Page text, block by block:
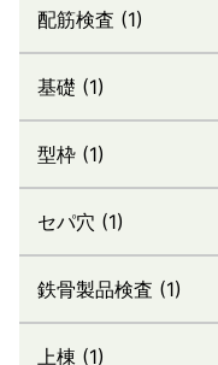
配筋検査 (1)
基礎 (1)
型枠 (1)
セパ穴 (1)
鉄骨製品検査 (1)
上棟 (1)